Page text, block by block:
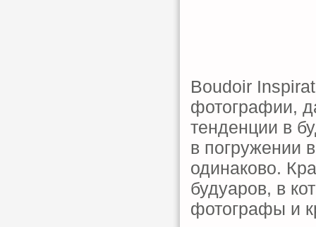
Boudoir
фотографии,
тенденции в
в погружении
одинаково.
будуаров, в
фотографы и